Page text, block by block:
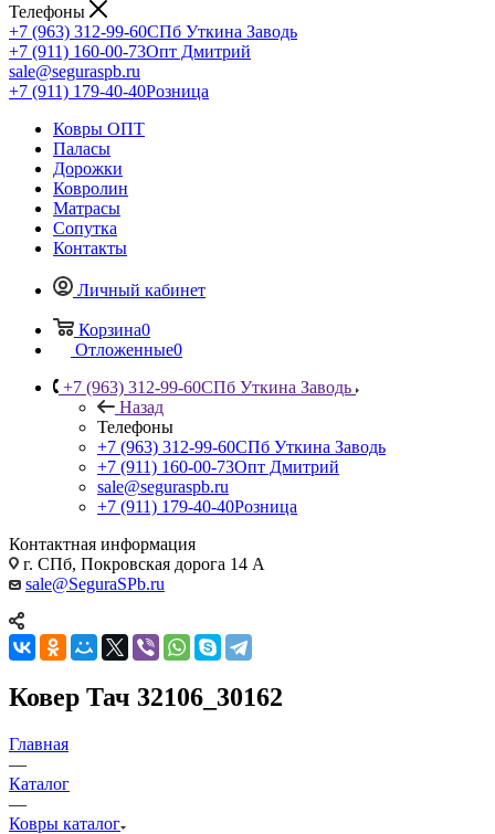
Телефоны
+7 (963) 312-99-60СПб Уткина Заводь
+7 (911) 160-00-73Опт Дмитрий
sale@seguraspb.ru
+7 (911) 179-40-40Розница
Ковры ОПТ
Паласы
Дорожки
Ковролин
Матрасы
Сопутка
Контакты
Личный кабинет
Корзина0
Отложенные0
+7 (963) 312-99-60СПб Уткина Заводь
Назад
Телефоны
+7 (963) 312-99-60СПб Уткина Заводь
+7 (911) 160-00-73Опт Дмитрий
sale@seguraspb.ru
+7 (911) 179-40-40Розница
Контактная информация
г. СПб, Покровская дорога 14 А
sale@SeguraSPb.ru
Ковер Тач 32106_30162
Главная
—
Каталог
—
Ковры каталог